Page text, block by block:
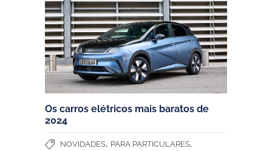
Os carros elétricos mais baratos de
2024
NOVIDADES, PARA PARTICULARES,